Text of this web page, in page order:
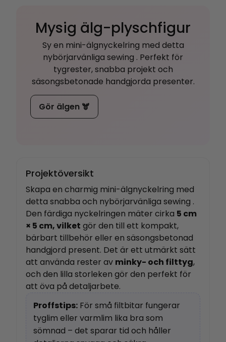
Mysig älg-plyschfigur
Sy en mini-älgnyckelring med detta
nybörjarvänliga sewing . Perfekt för
tygrester, snabba projekt och
säsongsbetonade handgjorda presenter.
Gör älgen 🫎
Projektöversikt
Skapa en charmig mini-älgnyckelring med
detta snabba och nybörjarvänliga sewing .
Den färdiga nyckelringen mäter cirka 5 cm
× 5 cm, vilket gör den till ett kompakt,
bärbart tillbehör eller en säsongsbetonad
handgjord present. Det är ett utmärkt sätt
att använda rester av minky- och filttyg,
och den lilla storleken gör den perfekt för
att öva på detaljarbete.
Proffstips: För små filtbitar fungerar
tyglim eller varmlim lika bra som
sömnad – det sparar tid och håller